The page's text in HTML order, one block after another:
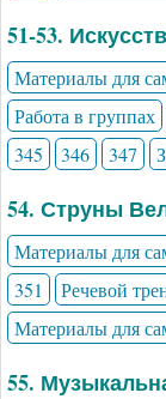
51-53.
Материалы для
Работа в группах
345
346 347
54. Струны
Материалы для
351
Речевой
Материалы для
55.